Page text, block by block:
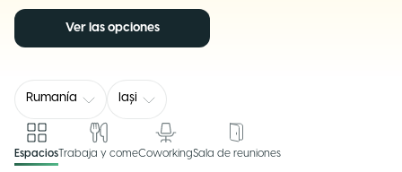
Ver las opciones
Rumanía Iași
EspaciosTrabaja y comeCoworkingSala de reuniones